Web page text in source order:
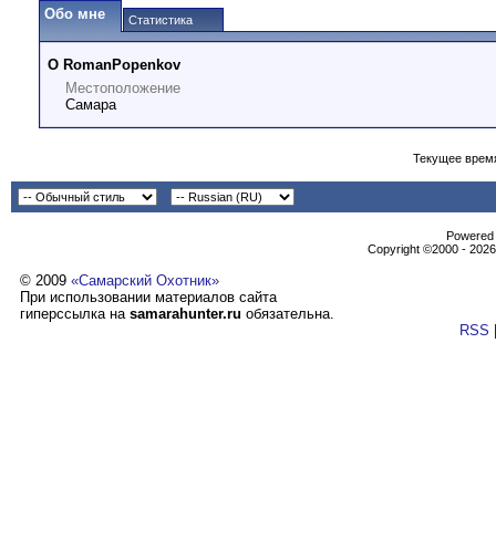
Обо мне Статистика
О RomanPopenkov
Местоположение
Самара
Текущее
Copyright ©2000 -
© 2009 «Самарский Охотник»
При использовании материалов сайта
гиперссылка на samarahunter.ru обязательна.
RSS